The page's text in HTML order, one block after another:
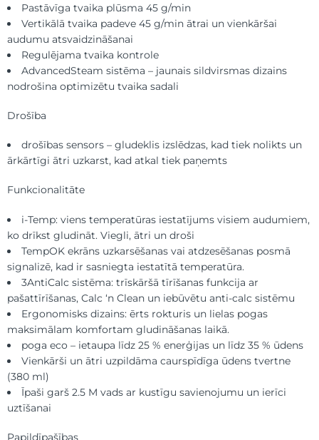
Pastāvīga tvaika plūsma 45 g/min
Vertikālā tvaika padeve 45 g/min ātrai un vienkāršai
audumu atsvaidzināšanai
Regulējama tvaika kontrole
AdvancedSteam sistēma – jaunais sildvirsmas dizains
nodrošina optimizētu tvaika sadali
Drošība
drošības sensors – gludeklis izslēdzas, kad tiek nolikts un
ārkārtīgi ātri uzkarst, kad atkal tiek paņemts
Funkcionalitāte
i-Temp: viens temperatūras iestatījums visiem audumiem,
ko drīkst gludināt. Viegli, ātri un droši
TempOK ekrāns uzkarsēšanas vai atdzesēšanas posmā
signalizē, kad ir sasniegta iestatītā temperatūra.
3AntiCalc sistēma: trīskāršā tīrīšanas funkcija ar
pašattīrīšanas, Calc ‘n Clean un iebūvētu anti-calc sistēmu
Ergonomisks dizains: ērts rokturis un lielas pogas
maksimālam komfortam gludināšanas laikā.
poga eco – ietaupa līdz 25 % enerģijas un līdz 35 % ūdens
Vienkārši un ātri uzpildāma caurspīdīga ūdens tvertne
(380 ml)
Īpaši garš 2.5 M vads ar kustīgu savienojumu un ierīci
uztīšanai
Papildīpašības